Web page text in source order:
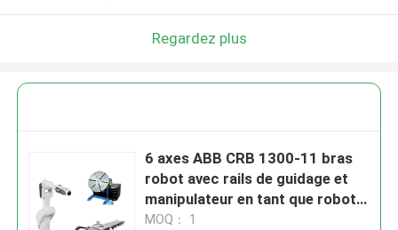
Regardez plus
6 axes ABB CRB 1300-11 bras
robot avec rails de guidage et
manipulateur en tant que robot
collaboratif ABB
MOQ： 1